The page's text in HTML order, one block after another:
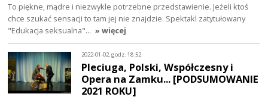
To piękne, mądre i niezwykle potrzebne przedstawienie. Jeżeli ktoś
chce szukać sensacji to tam jej nie znajdzie. Spektakl zatytułowany
"Edukacja seksualna"… » więcej
2022-01-02, godz. 18:52
Pleciuga, Polski, Współczesny i
Opera na Zamku... [PODSUMOWANIE
2021 ROKU]